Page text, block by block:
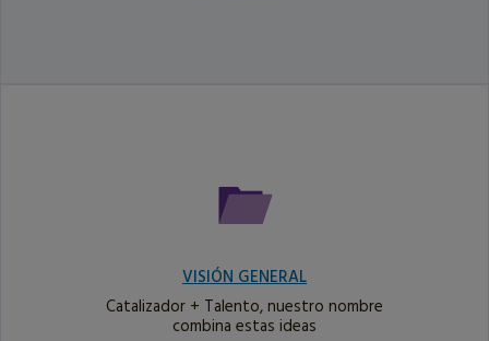
VISIÓN GENERAL
Catalizador + Talento, nuestro nombre
combina estas ideas